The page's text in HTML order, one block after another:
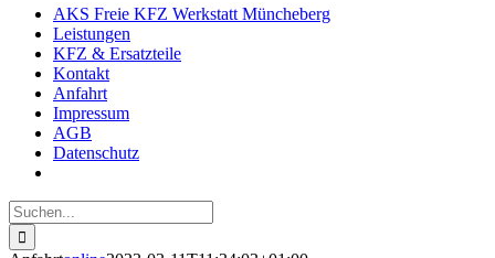
AKS Freie KFZ Werkstatt Müncheberg
Leistungen
KFZ & Ersatzteile
Kontakt
Anfahrt
Impressum
AGB
Datenschutz
Suche
nach: